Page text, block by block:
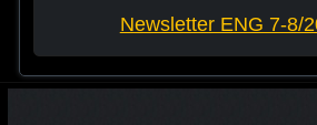
Newsletter ENG 7-8/